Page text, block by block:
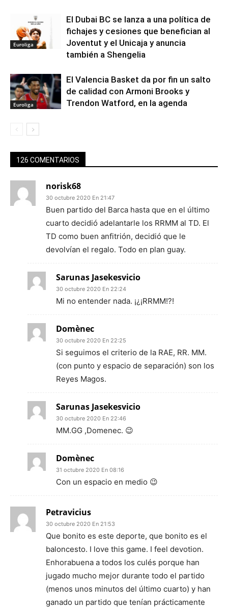
Euroliga
El Dubai BC se lanza a una política de
fichajes y cesiones que benefician al
Joventut y el Unicaja y anuncia
también a Shengelia
Euroliga
El Valencia Basket da por fin un salto
de calidad con Armoni Brooks y
Trendon Watford, en la agenda
126 COMENTARIOS
norisk68
30 octubre 2020 En 21:47
Buen partido del Barca hasta que en el último
cuarto decidió adelantarle los RRMM al TD. El
TD como buen anfitrión, decidió que le
devolvían el regalo. Todo en plan guay.
Sarunas Jasekesvicio
30 octubre 2020 En 22:24
Mi no entender nada. ¡¿¡RRMM!?!
Domènec
30 octubre 2020 En 22:25
Si seguimos el criterio de la RAE, RR. MM.
(con punto y espacio de separación) son los
Reyes Magos.
Sarunas Jasekesvicio
30 octubre 2020 En 22:46
MM.GG ,Domenec. 😉
Domènec
31 octubre 2020 En 08:16
Con un espacio en medio 😉
Petravicius
30 octubre 2020 En 21:53
Que bonito es este deporte, que bonito es el
baloncesto. I love this game. I feel devotion.
Enhorabuena a todos los culés porque han
jugado mucho mejor durante todo el partido
(menos unos minutos del último cuarto) y han
ganado un partido que tenían prácticamente